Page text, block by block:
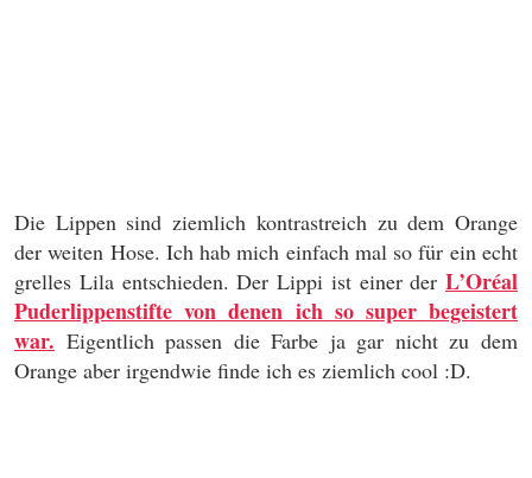
Die Lippen sind ziemlich kontrastreich zu dem Orange
der weiten Hose. Ich hab mich einfach mal so für ein echt
grelles Lila entschieden. Der Lippi ist einer der L’Oréal
Puderlippenstifte von denen ich so super begeistert
war. Eigentlich passen die Farbe ja gar nicht zu dem
Orange aber irgendwie finde ich es ziemlich cool :D.